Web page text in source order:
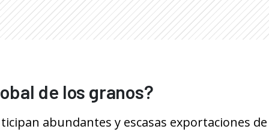
de los granos?
abundantes y escasas exportaciones